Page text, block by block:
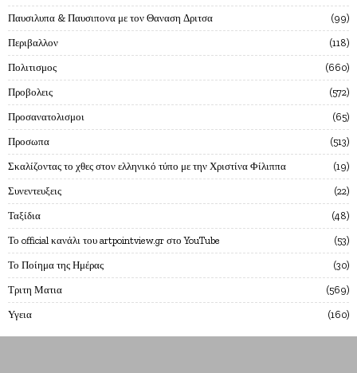
Παυσιλυπα & Παυσιπονα με τον Θαναση Δριτσα 99
Περιβαλλον 118
Πολιτισμος 660
Προβολεις 572
Προσανατολισμοι 65
Προσωπα 513
Σκαλίζοντας το χθες στον ελληνικό τύπο με την Χριστίνα Φίλιππα 19
Συνεντευξεις 22
Ταξίδια 48
Το official κανάλι του artpointview.gr στο YouTube 53
Το Ποίημα της Ημέρας 30
Τριτη Ματια 569
Υγεια 160